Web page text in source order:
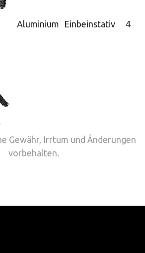
Aluminium Einbeinstativ 4
Gewähr, Irrtum und Änderungen
vorbehalten.